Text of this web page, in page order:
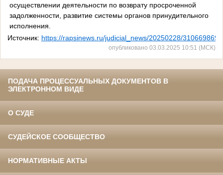
осуществлении деятельности по возврату просроченной
задолженности, развитие системы органов принудительного
исполнения.
Источник: https://rapsinews.ru/judicial_news/20250228/
опубликовано 03.03.2025 10:51 (МСК)
ПОДАЧА ПРОЦЕССУАЛЬНЫХ ДОКУМЕНТОВ В
ЭЛЕКТРОННОМ ВИДЕ
О СУДЕ
СУДЕЙСКОЕ СООБЩЕСТВО
НОРМАТИВНЫЕ АКТЫ